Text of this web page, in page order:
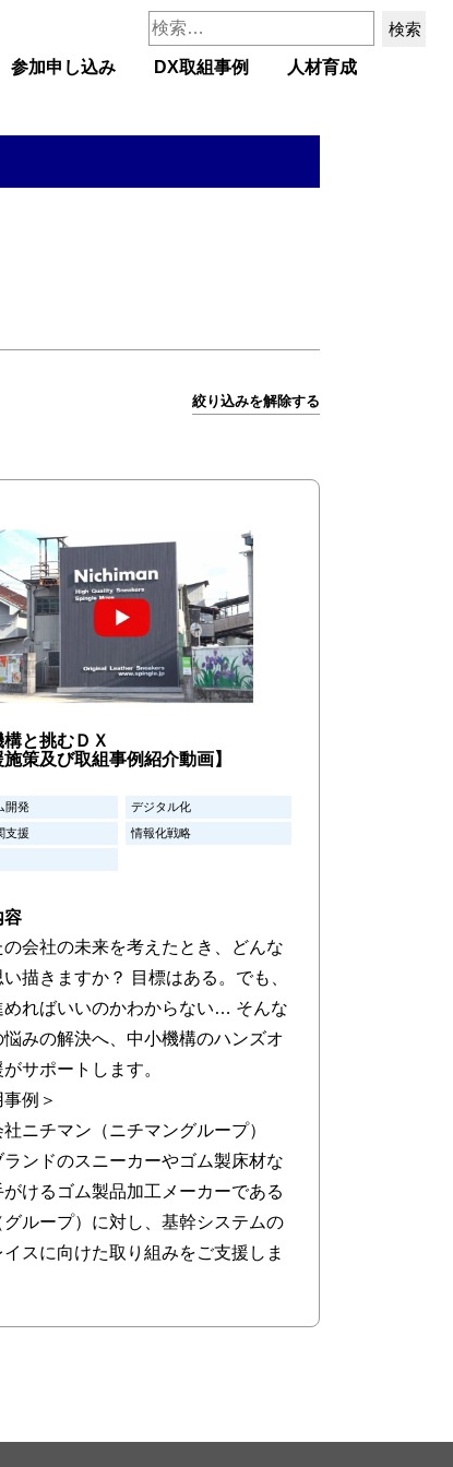
検
参加申し込み DX取組事例
人材育成
絞り込みを解除する
と挑むＤＸ
施策及び取組事例紹介動画】
開発
デジタル化
支援
情報化戦略
容
の会社の未来を考えたとき、どんな
描きますか？ 目標はある。でも、
めればいいのかわからない… そんな
悩みの解決へ、中小機構のハンズオ
サポートします。
事例＞
ニチマン（ニチマングループ）
ランドのスニーカーやゴム製床材な
がけるゴム製品加工メーカーである
グループ）に対し、基幹システムの
イスに向けた取り組みをご支援しま